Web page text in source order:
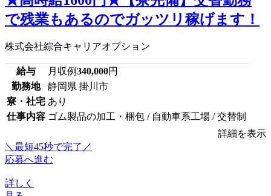
で残業もあるのでガッツリ稼げます！
株式会社綜合キャリアオプション
給与 月収例340,000円
勤務地
静岡県 掛川市
寮・社宅 あり
仕事内容 ゴム製品の加工・梱包 / 自動車系工場 / 交替制
詳細を表示
＼最短45秒で完了／
応募へ進む
詳しく